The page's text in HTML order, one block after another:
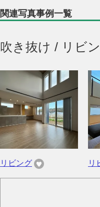
関連写真事例一覧
吹き抜け / リビ
リビング リ